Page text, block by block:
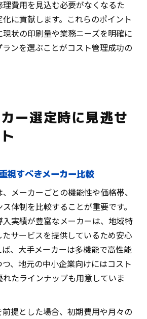
費用を見込む必要がなくなるた
に貢献します。これらのポイント
状の印刷量や業務ニーズを明確に
ランを選ぶことがコスト管理成功の
ー選定時に見逃せ
視すべきメーカー比較
メーカーごとの機能性や価格帯、
体制を比較することが重要です。
入実績が豊富なメーカーは、地域特
サービスを提供しているため安心
、大手メーカーは多機能で高性能
、地元の中小企業向けにはコスト
たラインナップも用意していま
前提とした場合、初期費用や月々の